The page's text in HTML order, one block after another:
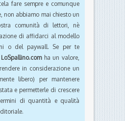
fare sempre e comunque
non abbiamo mai chiesto un
comunità di lettori, nè
di affidarci al modello
o del paywall. Se per te
LoSpallino.comha un valore,
in considerazione un
libero) per mantenere
e permetterle di crescere
di quantità e qualità